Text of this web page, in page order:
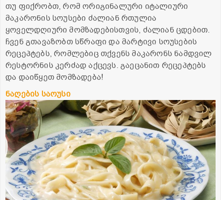
თუ ფიქრობთ, რომ ორიგინალური იტალიური
მაკარონის სოუსები ძალიან რთულია
ყოველდღიური მომზადებისთვის, ძალიან ცდებით.
ჩვენ გთავაზობთ სწრაფი და მარტივი სოუსების
რეცეპტებს, რომლებიც თქვენს მაკარონს ნამდვილ
რესტორნის კერძად აქცევს. გაეცანით რეცეპტებს
და დაიწყეთ მომზადება!
ნაღების საოუსი